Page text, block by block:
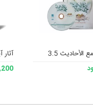
الأحاديث 3.5